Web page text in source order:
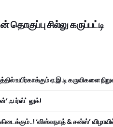
சில்லு கருப்பட்டி
உயிர்காக்கும் ஏ.இ.டி கருவிகளை
ஃபர்ஸ்ட் லுக்!
‘விஸ்வநாத் & சன்ஸ்’